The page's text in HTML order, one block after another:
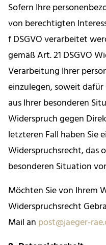
Sofern Ihre
von berechtigten
f DSGVO verarbeitet
gemäß Art. 21 DSGVO
Verarbeitung Ihrer
einzulegen, soweit
aus Ihrer besonderen
Widerspruch gegen
letzteren Fall haben Sie
Widerspruchsrecht, das
besonderen Situation
Möchten Sie von Ihrem
Widerspruchsrecht
Mail an post@jaeger-